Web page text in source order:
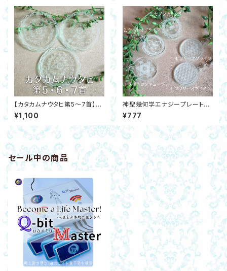
【カタカムナウタヒ第5～7首】エ
ナジーカード神代文字ガラスカ
ラーアクリル製 ヒーリング 願望
実現
¥1,100
神聖幾何学エナジープレートキ
ーホルダー☆ガラスカラーアク
リル製5種類
¥777
セール中の商品